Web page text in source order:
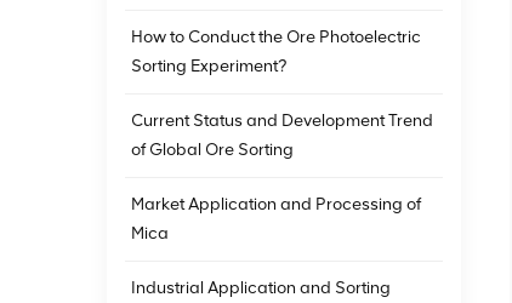
How to Conduct the Ore Photoelectric
Sorting Experiment?
Current Status and Development Trend
of Global Ore Sorting
Market Application and Processing of
Mica
Industrial Application and Sorting